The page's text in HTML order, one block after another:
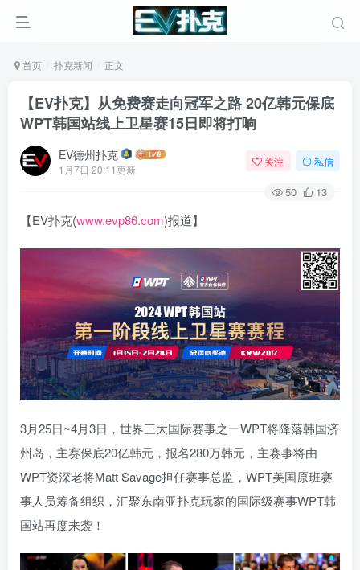
首页 扑克新闻 正文
【EV扑克】从免费赛走向冠军之路 20亿韩元保底
WPT韩国站线上卫星赛15日即将打响
EV德州扑克
1月7日 20:11更新
关注 私信
50 13
【EV扑克(www.evp86.com)报道】
3月25日~4月3日，世界三大国际赛事之一WPT将降落韩国济
州岛，主赛保底20亿韩元，报名280万韩元，主赛事将由
WPT资深老将Matt Savage担任赛事总监，WPT美国原班赛
事人员筹备组织，汇聚东南亚扑克玩家的国际级赛事WPT韩
国站再度来袭！